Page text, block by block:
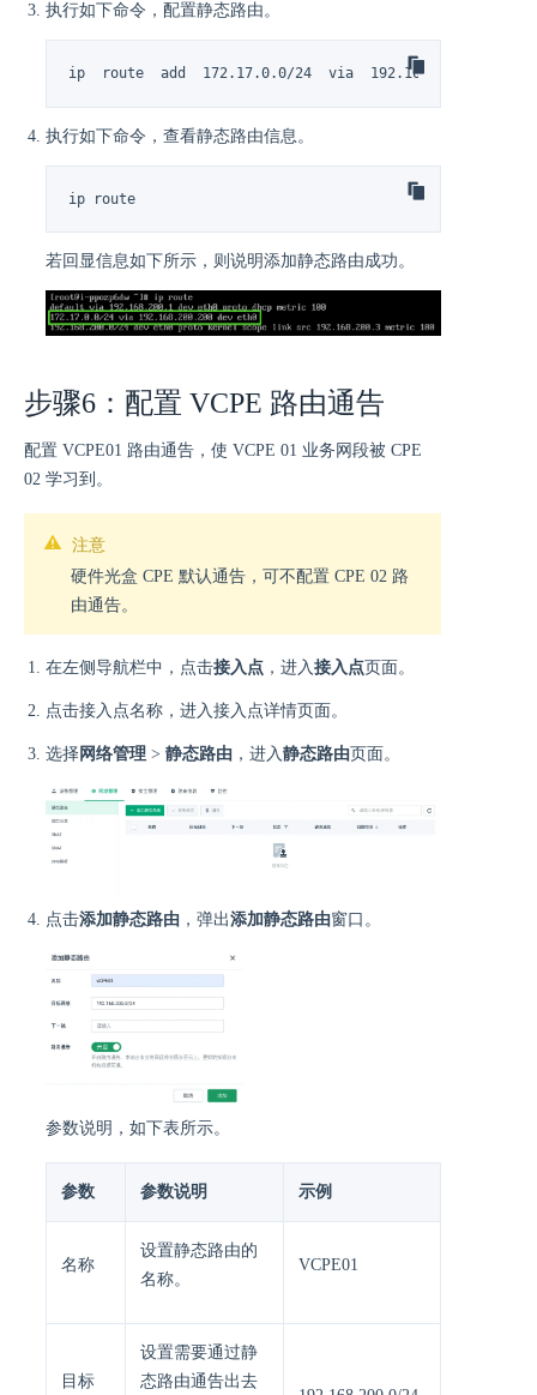
执行如下命令，配置静态路由。
ip  route  add  172.17.0.0/24  via  192.168.200.200
执行如下命令，查看静态路由信息。
ip route
若回显信息如下所示，则说明添加静态路由成功。
步骤6：配置 VCPE 路由通告
配置 VCPE01 路由通告，使 VCPE 01 业务网段被 CPE
02 学习到。
注意
硬件光盒 CPE 默认通告，可不配置 CPE 02 路
由通告。
在左侧导航栏中，点击接入点 ，进入 接入点页面。
点击接入点名称，进入接入点详情页面。
选择网络管理 > 静态路由 ，进入 静态路由页面。
点击添加静态路由 ，弹出添加静态路由窗口。
参数说明，如下表所示。
参数 参数说明 示例
名称
设置静态路由的
名称。
VCPE01
目标
设置需要通过静
态路由通告出去